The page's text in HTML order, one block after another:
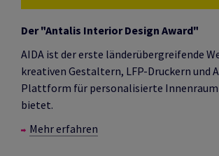
Der "Antalis Interior Design Award"
AIDA ist der erste länderübergreifende
kreativen Gestaltern, LFP-Druckern und
Plattform für personalisierte
bietet.
Mehr erfahren